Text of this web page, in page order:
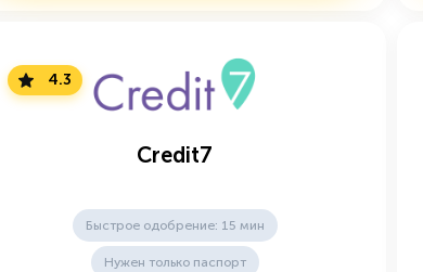
4.3
Credit7
Быстрое одобрение: 15 мин
Нужен только паспорт